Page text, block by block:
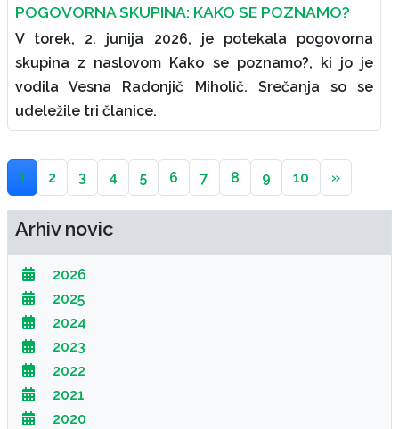
Arhiv novic
2026
2025
2024
2023
2022
2021
2020
POGOVORNA SKUPINA: KAKO SE POZNAMO?
V torek, 2. junija 2026, je potekala pogovorna
skupina z naslovom Kako se poznamo?, ki jo je
vodila Vesna Radonjič Miholič. Srečanja so se
udeležile tri članice.
1 2 3 4 5 6 7 8 9 10 »